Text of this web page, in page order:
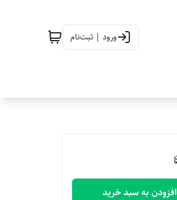
ورود | ثبت‌نام
افزودن به سبد خرید